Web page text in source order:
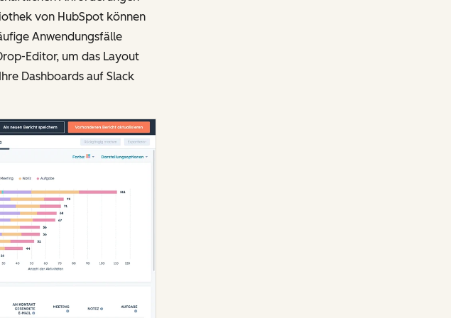
von HubSpot können
Anwendungsfälle
Editor, um das Layout
Dashboards auf Slack